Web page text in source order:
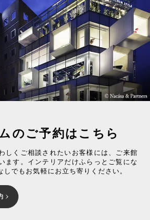
のご予約はこちら
しくご相談されたいお客様には、ご来館
ます。インテリアだけふらっとご覧にな
しでもお気軽にお立ち寄りください。